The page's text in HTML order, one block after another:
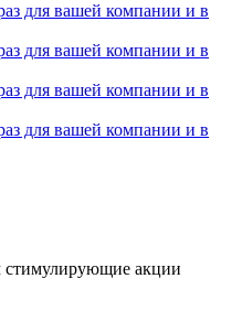
стимулирующие акции